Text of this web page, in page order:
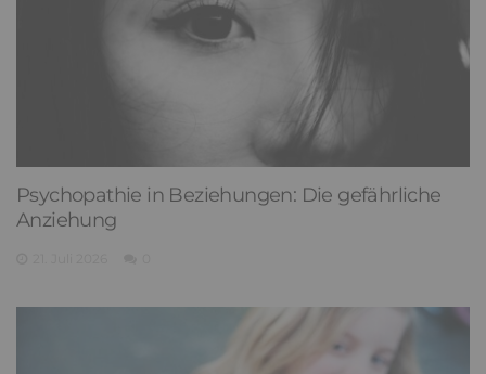
Psychopathie in Beziehungen: Die gefährliche
Anziehung